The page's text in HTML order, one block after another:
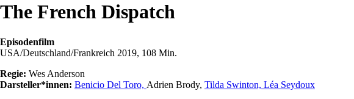
The French Dispatch
Episodenfilm
USA/Deutschland/Frankreich 2019, 108 Min.
Regie: Wes Anderson
Darsteller*innen: Benicio Del Toro, Adrien Brody, Tilda Swinton, Léa Seydoux